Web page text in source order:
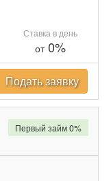
Ставка в день
от0%
Подать заявку
Первый займ 0%